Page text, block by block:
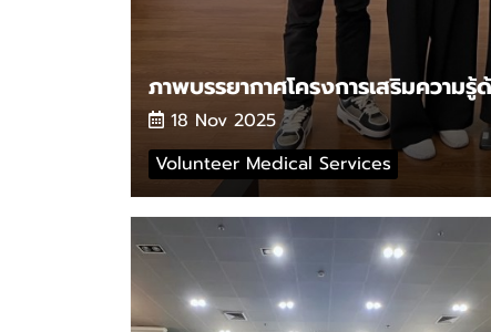
18 Nov 2025
Volunteer Medical Services